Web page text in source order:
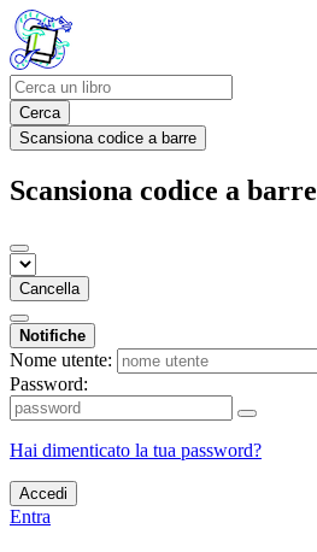
Cerca
Scansiona codice a barre
Scansiona codice a barre
Cancella
Notifiche
Nome utente:
Password:
Hai dimenticato la tua password?
Accedi
Entra